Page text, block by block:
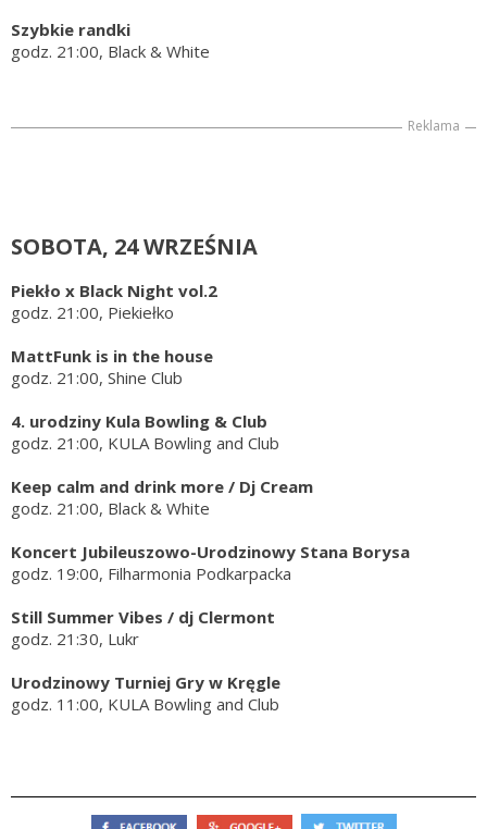
Szybkie randki
godz. 21:00, Black & White
Reklama
SOBOTA, 24 WRZEŚNIA
Piekło x Black Night vol.2
godz. 21:00, Piekiełko
MattFunk is in the house
godz. 21:00, Shine Club
4. urodziny Kula Bowling & Club
godz. 21:00, KULA Bowling and Club
Keep calm and drink more / Dj Cream
godz. 21:00, Black & White
Koncert Jubileuszowo-Urodzinowy Stana Borysa
godz. 19:00, Filharmonia Podkarpacka
Still Summer Vibes / dj Clermont
godz. 21:30, Lukr
Urodzinowy Turniej Gry w Kręgle
godz. 11:00, KULA Bowling and Club